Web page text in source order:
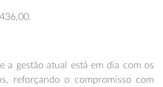
a gestão atual está em dia com os
reforçando o compromisso com